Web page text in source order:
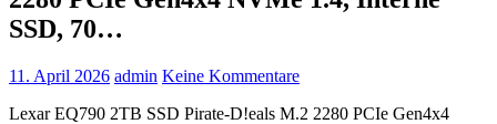
SSD, 70…
11. April 2026 admin Keine Kommentare
Lexar EQ790 2TB SSD Pirate-D!eals M.2 2280 PCIe Gen4x4